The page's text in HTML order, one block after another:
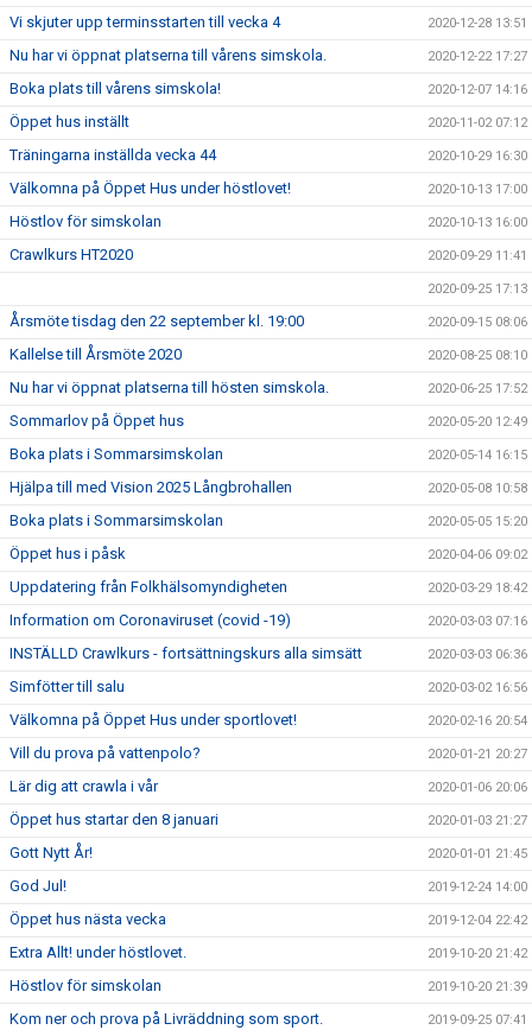
Vi skjuter upp terminsstarten till vecka 4 2020-12-28 13:51
Nu har vi öppnat platserna till vårens simskola. 2020-12-22 17:27
Boka plats till vårens simskola! 2020-12-07 14:16
Öppet hus inställt 2020-11-02 07:12
Träningarna inställda vecka 44 2020-10-29 16:30
Välkomna på Öppet Hus under höstlovet! 2020-10-13 17:00
Höstlov för simskolan 2020-10-13 16:00
Crawlkurs HT2020 2020-09-29 11:41
2020-09-25 17:13
Årsmöte tisdag den 22 september kl. 19:00 2020-09-15 08:06
Kallelse till Årsmöte 2020 2020-08-25 08:10
Nu har vi öppnat platserna till hösten simskola. 2020-06-25 17:52
Sommarlov på Öppet hus 2020-05-20 12:49
Boka plats i Sommarsimskolan 2020-05-14 16:15
Hjälpa till med Vision 2025 Långbrohallen 2020-05-08 10:58
Boka plats i Sommarsimskolan 2020-05-05 15:20
Öppet hus i påsk 2020-04-06 09:02
Uppdatering från Folkhälsomyndigheten 2020-03-29 18:42
Information om Coronaviruset (covid -19) 2020-03-03 07:16
INSTÄLLD Crawlkurs - fortsättningskurs alla simsätt 2020-03-03 06:36
Simfötter till salu 2020-03-02 16:56
Välkomna på Öppet Hus under sportlovet! 2020-02-16 20:54
Vill du prova på vattenpolo? 2020-01-21 20:27
Lär dig att crawla i vår 2020-01-06 20:06
Öppet hus startar den 8 januari 2020-01-03 21:27
Gott Nytt År! 2020-01-01 21:45
God Jul! 2019-12-24 14:00
Öppet hus nästa vecka 2019-12-04 22:42
Extra Allt! under höstlovet. 2019-10-20 21:42
Höstlov för simskolan 2019-10-20 21:39
Kom ner och prova på Livräddning som sport. 2019-09-25 07:41